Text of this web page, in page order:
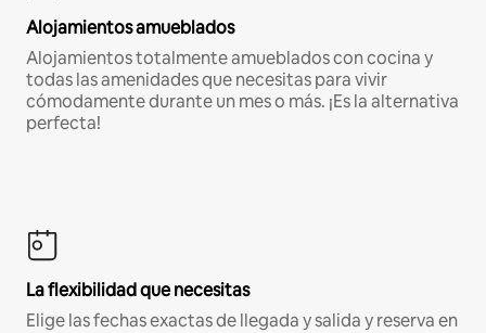
Alojamientos amueblados
Alojamientos totalmente amueblados con cocina y
todas las amenidades que necesitas para vivir
cómodamente durante un mes o más. ¡Es la alternativa
perfecta!
La flexibilidad que necesitas
Elige las fechas exactas de llegada y salida y reserva en